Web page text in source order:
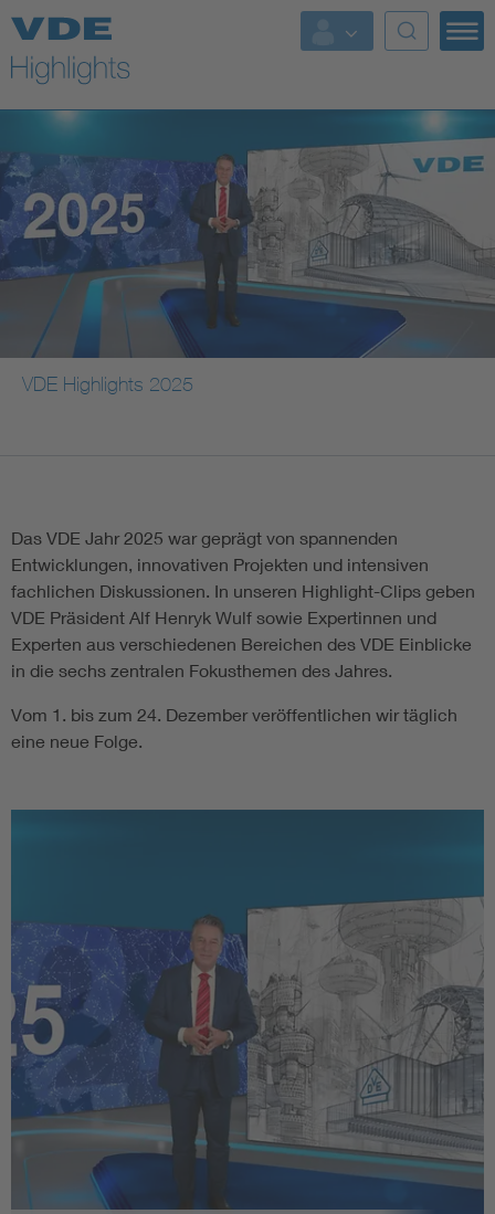
Top Themen
Fokusthemen
Energy
AI & Digital Trust
Health
Mobility
VDE Highlights 2025
Das VDE Jahr 2025 war geprägt von spannenden
Entwicklungen, innovativen Projekten und intensiven
fachlichen Diskussionen. In unseren Highlight-Clips geben
VDE Präsident Alf Henryk Wulf sowie Expertinnen und
Experten aus verschiedenen Bereichen des VDE Einblicke
in die sechs zentralen Fokusthemen des Jahres.
Vom 1. bis zum 24. Dezember veröffentlichen wir täglich
eine neue Folge.